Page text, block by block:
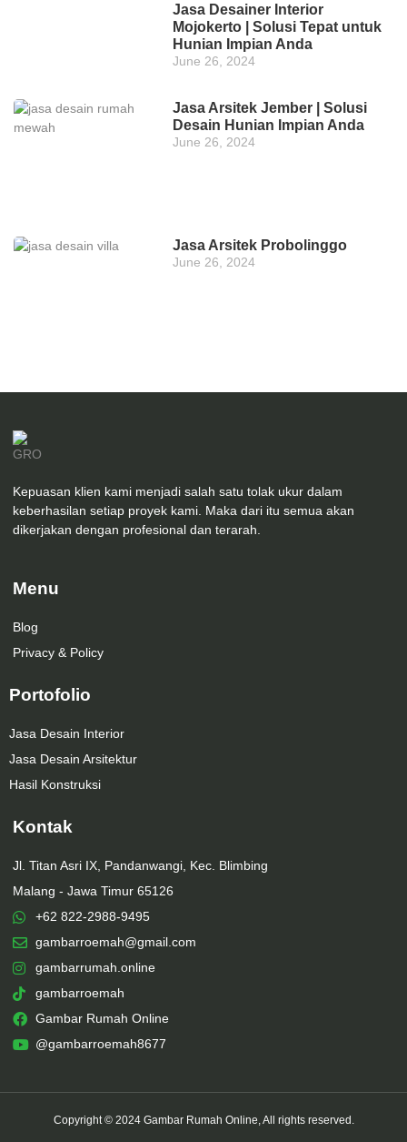
Jasa Desainer Interior
Mojokerto | Solusi Tepat untuk
Hunian Impian Anda
June 26, 2024
Jasa Arsitek Jember | Solusi
Desain Hunian Impian Anda
June 26, 2024
Jasa Arsitek Probolinggo
June 26, 2024
Kepuasan klien kami menjadi salah satu tolak ukur dalam
keberhasilan setiap proyek kami. Maka dari itu semua akan
dikerjakan dengan profesional dan terarah.
Menu
Blog
Privacy & Policy
Portofolio
Jasa Desain Interior
Jasa Desain Arsitektur
Hasil Konstruksi
Kontak
Jl. Titan Asri IX, Pandanwangi, Kec. Blimbing
Malang - Jawa Timur 65126
+62 822-2988-9495
gambarroemah@gmail.com
gambarrumah.online
gambarroemah
Gambar Rumah Online
@gambarroemah8677
Copyright © 2024 Gambar Rumah Online, All rights reserved.